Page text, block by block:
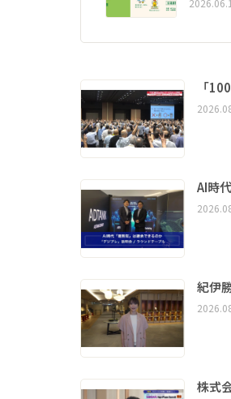
「
AI時
紀伊
株式